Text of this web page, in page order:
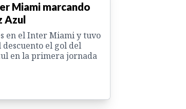
Miami marcando
Azul
en el Inter Miami y tuvo
el gol del
en la primera jornada